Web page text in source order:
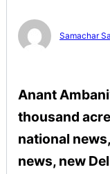
Samachar
Anant
thousand
national
news, new